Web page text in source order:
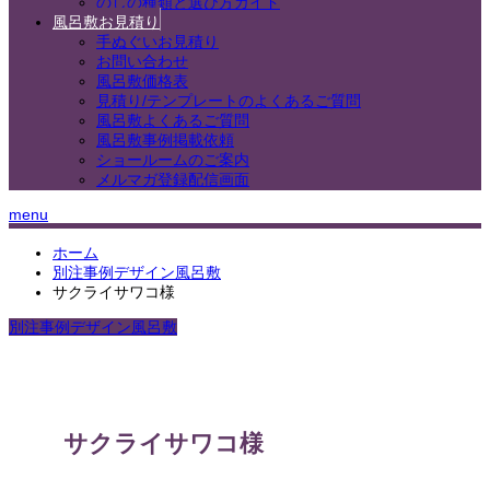
風呂敷お見積り
手ぬぐいお見積り
お問い合わせ
風呂敷価格表
見積り/テンプレートのよくあるご質問
風呂敷よくあるご質問
風呂敷事例掲載依頼
ショールームのご案内
メルマガ登録配信画面
menu
ホーム
別注事例デザイン風呂敷
サクライサワコ様
別注事例デザイン風呂敷
サクライサワコ様